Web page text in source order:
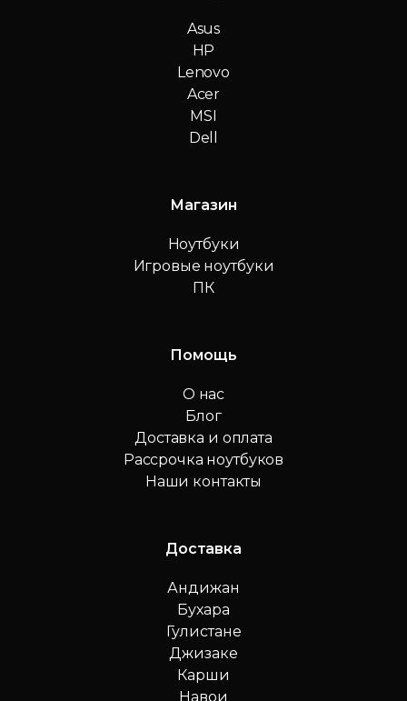
Asus
HP
Lenovo
Acer
MSI
Dell
Магазин
Ноутбуки
Игровые ноутбуки
ПК
Помощь
О нас
Блог
Доставка и оплата
Рассрочка ноутбуков
Наши контакты
Доставка
Андижан
Бухара
Гулистане
Джизаке
Карши
Навои